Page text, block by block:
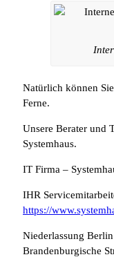
Natürlich können
Ferne.
Unsere Berater und
Systemhaus.
IT Firma –
IHR
https://
Niederlassung
Brandenburgische